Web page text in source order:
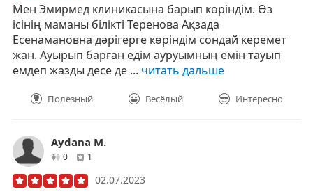
Мен Эмирмед клиникасына барып көріндім. Өз
ісінің маманы білікті Теренова Ақзада
Есенамановна дәрігерге көріндім сондай керемет
жан. Ауырып барған едім ауруымның емін тауып
емдеп жазды десе де ... читать дальше
Полезный Весёлый Интересно
Aydana M.
0друзей1
02.07.2023